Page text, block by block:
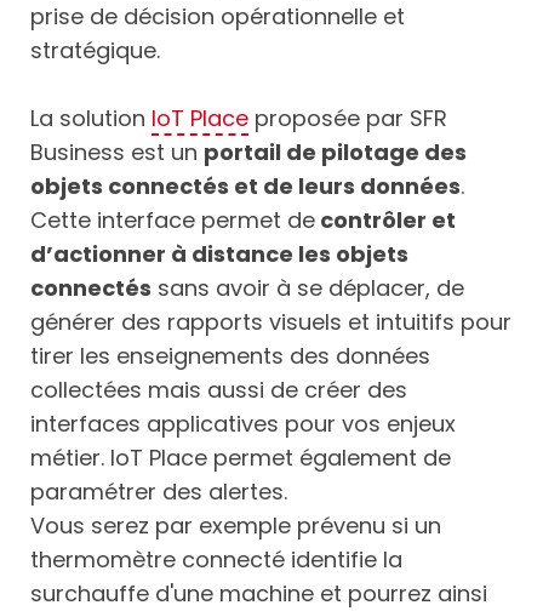
prise de décision opérationnelle et
stratégique.
La solution IoT Place proposée par SFR
Business est un portail de pilotage des
objets connectés et de leurs données.
Cette interface permet de contrôler et
d’actionner à distance les objets
connectés sans avoir à se déplacer, de
générer des rapports visuels et intuitifs pour
tirer les enseignements des données
collectées mais aussi de créer des
interfaces applicatives pour vos enjeux
métier. IoT Place permet également de
paramétrer des alertes.
Vous serez par exemple prévenu si un
thermomètre connecté identifie la
surchauffe d'une machine et pourrez ainsi